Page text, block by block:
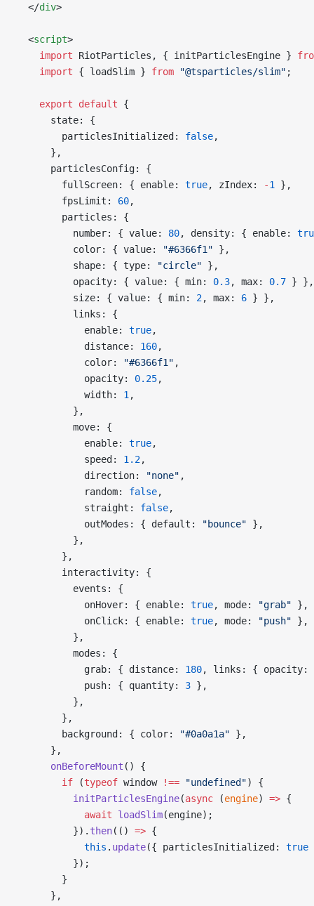
  </
div>
  <
script>
    import
RiotParticles, { initParticlesEngine }
    import
{ loadSlim } from "@tsparticles/slim" ;
    export
default {
      state: {
        particlesInitialized:
false,
      },
      particlesConfig: {
        fullScreen: { enable:
true, zIndex: -1
},
        fpsLimit:
60,
        particles: {
          number: { value:
80, density: { enable:
          color: { value:
"#6366f1" },
          shape: { type:
"circle" },
          opacity: { value: { min:
0.3, max: 0.7 } },
          size: { value: { min:
2, max: 6 } },
          links: {
            enable:
true,
            distance:
160,
            color:
"#6366f1" ,
            opacity:
0.25,
            width:
1 ,
          },
          move: {
            enable:
true,
            speed:
1.2,
            direction:
"none" ,
            random:
false,
            straight:
false,
            outModes: { default:
"bounce" },
          },
        },
        interactivity: {
          events: {
            onHover: { enable:
true, mode: "grab" },
            onClick: { enable:
true, mode: "push" },
          },
          modes: {
            grab: { distance:
180, links: { opacity:
            push: { quantity:
3 },
          },
        },
        background: { color:
"#0a0a1a" },
      },
      onBeforeMount
() {
        if
(typeof window !== "undefined") {
          initParticlesEngine
(async (engine) => {
            await
loadSlim(engine);
          }).
then(() => {
            this
. update({ particlesInitialized: true
          });
        }
      },